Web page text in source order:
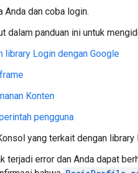
Anda dan coba login.
dalam panduan ini untuk
library Login dengan Google
Konten
pengguna
yang terkait dengan
terjadi error dan Anda dapat